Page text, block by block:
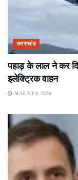
उत्तराखंड
पहाड़ के लाल ने कर
इलेक्ट्रिक वाहन
AUGUST 8, 2026